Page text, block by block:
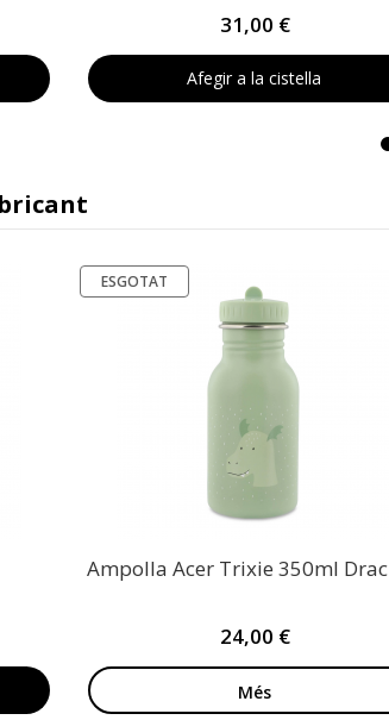
31,00 €
Afegir a la cistella
ESGOTAT
Ampolla Acer Trixie 350ml Drac
24,00 €
Més